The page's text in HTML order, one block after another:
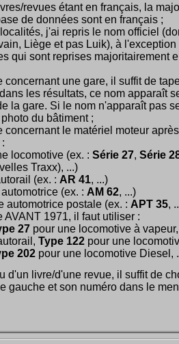
revues étant en français, la
de données sont en français ;
j'ai repris le nom officiel
Liège et pas Luik), à l'exception
qui sont reprises majoritairement
concernant une gare, il suffit de
les résultats, ce nom apparaît
la gare. Si le nom n'apparaît pas
du bâtiment ;
concernant le matériel moteur après
locomotive (ex. : Série 27, Série
Traxx), ...)
(ex. : AR 41, ...)
(ex. : AM 62, ...)
automotrice postale (ex. : APT 35,
AVANT 1971, il faut utiliser :
27 pour une locomotive à
Type 122 pour une
202 pour une locomotive Diesel,
d'un livre/d'une revue, il suffit de
gauche et son numéro dans le